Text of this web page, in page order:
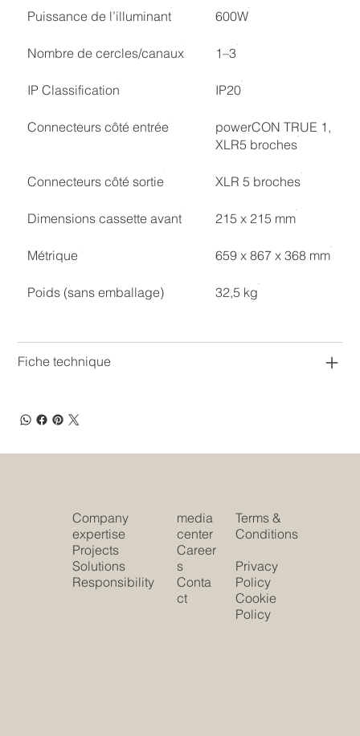
Puissance de l’illuminant 600W
Nombre de cercles/canaux 1–3
IP Classification IP20
Connecteurs côté entrée
powerCON TRUE 1,
XLR5 broches
Connecteurs côté sortie XLR 5 broches
Dimensions cassette avant 215 x 215 mm
Métrique 659 x 867 x 368 mm
Poids (sans emballage) 32,5 kg
Fiche technique
Company
expertise
Projects
Solutions
Responsibility
media
center
Career
s
Conta
ct
Terms &
Conditions
Privacy
Policy
Cookie
Policy